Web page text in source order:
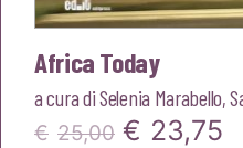
Africa Today
a cura diSelenia Marabello,
€ 25,00 Il
€ 23,75